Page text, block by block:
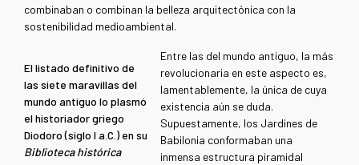
combinaban o combinan la belleza arquitectónica con la
sostenibilidad medioambiental.
El listado definitivo de
las siete maravillas del
mundo antiguo lo plasmó
el historiador griego
Diodoro (siglo I a.C.) en su
Biblioteca histórica
Entre las del mundo antiguo, la más
revolucionaria en este aspecto es,
lamentablemente, la única de cuya
existencia aún se duda.
Supuestamente, los Jardines de
Babilonia conformaban una
inmensa estructura piramidal